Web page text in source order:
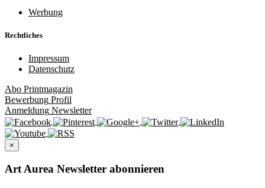
Werbung
Rechtliches
Impressum
Datenschutz
Abo Printmagazin
Bewerbung Profil
Anmeldung Newsletter
×
Art Aurea Newsletter abonnieren